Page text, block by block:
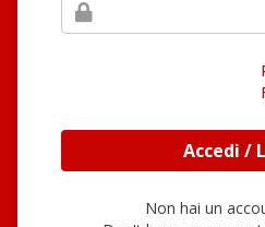
Non hai un